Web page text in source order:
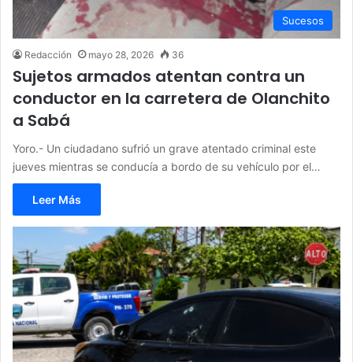
Sucesos
Redacción mayo 28, 2026 36
Sujetos armados atentan contra un
conductor en la carretera de Olanchito
a Sabá
Yoro.- Un ciudadano sufrió un grave atentado criminal este
jueves mientras se conducía a bordo de su vehículo por el…
Leer Más